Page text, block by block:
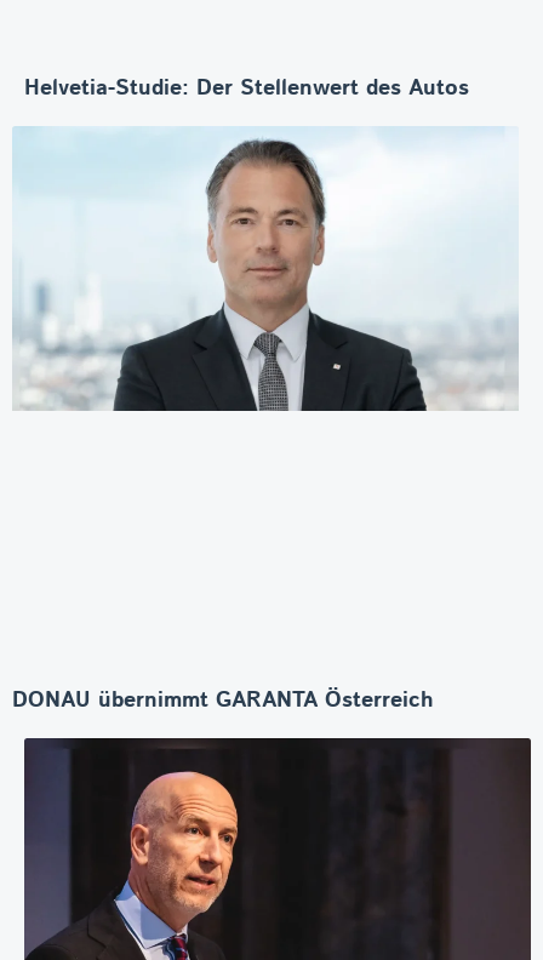
Helvetia-Studie: Der Stellenwert des Autos
DONAU übernimmt GARANTA Österreich